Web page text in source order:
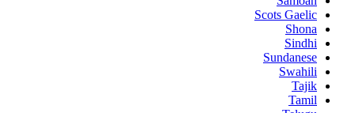
Scots Gaelic
Shona
Sindhi
Sundanese
Swahili
Tajik
Tamil